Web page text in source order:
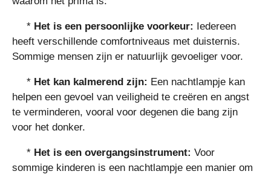
* Het is een persoonlijke voorkeur: Iedereen
heeft verschillende comfortniveaus met duisternis.
Sommige mensen zijn er natuurlijk gevoeliger voor.
* Het kan kalmerend zijn: Een nachtlampje kan
helpen een gevoel van veiligheid te creëren en angst
te verminderen, vooral voor degenen die bang zijn
voor het donker.
* Het is een overgangsinstrument: Voor
sommige kinderen is een nachtlampje een manier om